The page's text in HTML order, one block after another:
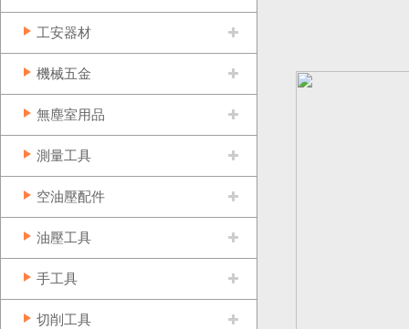
工安器材
機械五金
無塵室用品
測量工具
空油壓配件
油壓工具
手工具
切削工具